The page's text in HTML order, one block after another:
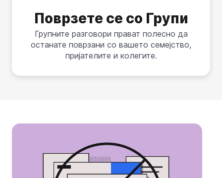
Поврзете се со Групи
Групните разговори прават полесно да
останате поврзани со вашето семејство,
пријателите и колегите.